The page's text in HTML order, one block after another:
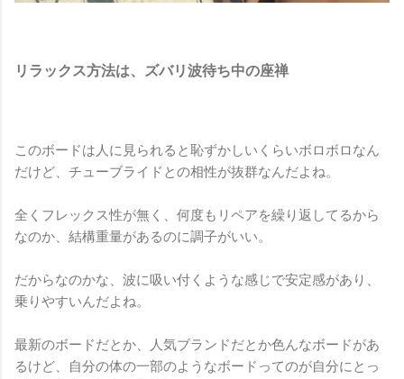
リラックス方法は、ズバリ波待ち中の座禅
このボードは人に見られると恥ずかしいくらいボロボロなん
だけど、チューブライドとの相性が抜群なんだよね。
全くフレックス性が無く、何度もリペアを繰り返してるから
なのか、結構重量があるのに調子がいい。
だからなのかな、波に吸い付くような感じで安定感があり、
乗りやすいんだよね。
最新のボードだとか、人気ブランドだとか色んなボードがあ
るけど、自分の体の一部のようなボードってのが自分にとっ